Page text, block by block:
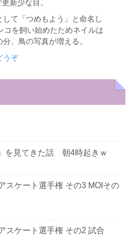
新少な目。
て「つめもよう」と命名し
コを飼い始めたためネイルは
、鳥の写真が増える。
うぞ
を見てきた話 朝4時起きｗ
スケート選手権 その3 MOIその
スケート選手権 その2 試合